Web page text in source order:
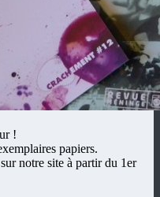
!
papiers.
notre site à partir du 1er